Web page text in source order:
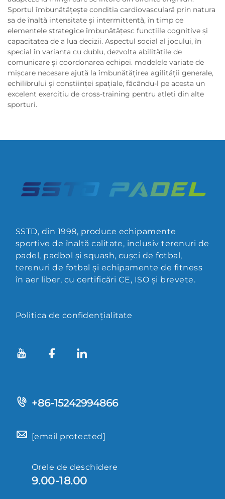
Sportul îmbunătățește conditia cardiovasculară prin natura
sa de înaltă intensitate și intermittentă, în timp ce
elementele strategice îmbunătățesc funcțiile cognitive și
capacitatea de a lua decizii. Aspectul social al jocului, în
special în varianta cu dublu, dezvolta abilitățile de
comunicare și coordonarea echipei. modelele variate de
mișcare necesare ajută la îmbunătățirea agilității generale,
echilibrului și conștiinței spațiale, făcându-l pe acesta un
excelent exercițiu de cross-training pentru atleti din alte
sporturi.
SSTD, din 1998, produce echipamente
sportive de înaltă calitate, inclusiv terenuri de
padel, padbol și squash, cușci de fotbal,
terenuri de fotbal și echipamente de fitness
în aer liber, cu certificări CE, ISO și brevete.
Politica de confidențialitate
+86-15242994866
[email protected]
Orele de deschidere
9.00-18.00